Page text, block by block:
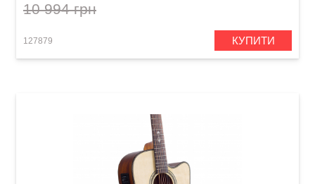
10 994 грн
127879 КУПИТИ